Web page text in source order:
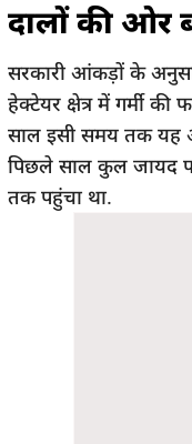
दालों की ओर
सरकारी आंकड़ों के
हेक्टेयर क्षेत्र में गर्मी
साल इसी समय तक यह
पिछले साल कुल जायद
तक पहुंचा था.